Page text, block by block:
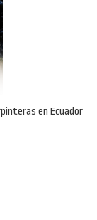
en Ecuador